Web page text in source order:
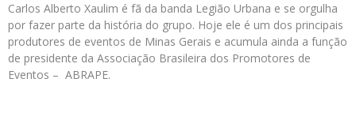
Carlos Alberto Xaulim é fã da banda Legião Urbana e se orgulha
por fazer parte da história do grupo. Hoje ele é um dos principais
produtores de eventos de Minas Gerais e acumula ainda a função
de presidente da Associação Brasileira dos Promotores de
Eventos – ABRAPE.